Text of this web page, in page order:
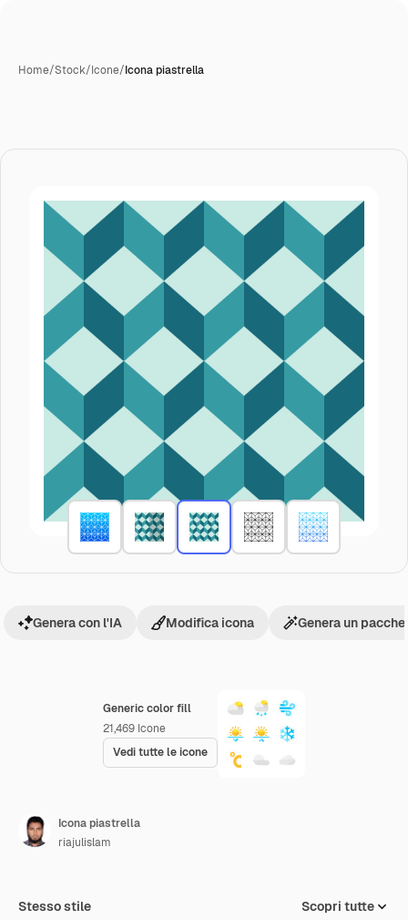
Home/Stock/Icone/Icona piastrella
Generic color fill
21,469 Icone
Vedi tutte le icone
Genera con l'IA Modifica icona Genera un
Icona piastrella
riajulislam
Stesso stile Scopri tutte